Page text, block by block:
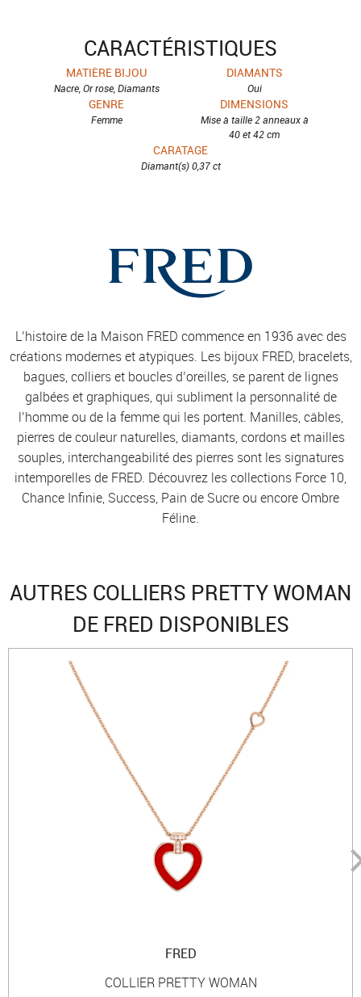
CARACTÉRISTIQUES
MATIÈRE BIJOU
Nacre, Or rose, Diamants
DIAMANTS
Oui
GENRE
Femme
DIMENSIONS
Mise à taille 2 anneaux à
40 et 42 cm
CARATAGE
Diamant(s) 0,37 ct
L’histoire de la Maison FRED commence en 1936 avec des
créations modernes et atypiques. Les bijoux FRED, bracelets,
bagues, colliers et boucles d’oreilles, se parent de lignes
galbées et graphiques, qui subliment la personnalité de
l’homme ou de la femme qui les portent. Manilles, câbles,
pierres de couleur naturelles, diamants, cordons et mailles
souples, interchangeabilité des pierres sont les signatures
intemporelles de FRED. Découvrez les collections Force 10,
Chance Infinie, Success, Pain de Sucre ou encore Ombre
Féline.
AUTRES COLLIERS PRETTY WOMAN
DE FRED DISPONIBLES
FRED
COLLIER PRETTY WOMAN